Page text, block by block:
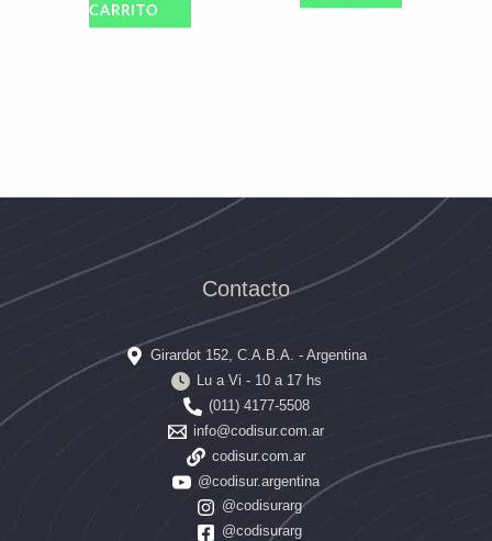
CARRITO
Contacto
Girardot 152, C.A.B.A. - Argentina
Lu a Vi - 10 a 17 hs
(011) 4177-5508
info@codisur.com.ar
codisur.com.ar
@codisur.argentina
@codisurarg
@codisurarg